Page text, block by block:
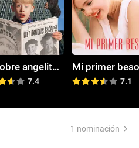
Mi pobre angelito 2: Perdido en Nueva York
7.4
Mi primer
7.1
1 nominación